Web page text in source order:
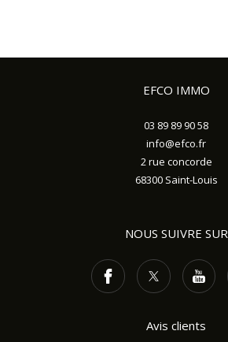
EFCO IMMO
03 89 89 90 58
info@efco.fr
2 rue concorde
68300
Saint-Louis
NOUS SUIVRE SUR
Avis clients